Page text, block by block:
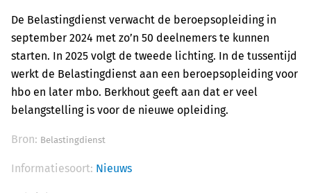
De Belastingdienst verwacht de beroepsopleiding in
september 2024 met zo’n 50 deelnemers te kunnen
starten. In 2025 volgt de tweede lichting. In de tussentijd
werkt de Belastingdienst aan een beroepsopleiding voor
hbo en later mbo. Berkhout geeft aan dat er veel
belangstelling is voor de nieuwe opleiding.
Bron: Belastingdienst
Informatiesoort: Nieuws